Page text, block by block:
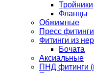
Тройники
Фланцы
Обжимные
Пресс фитинги
Фитинги из
Бочата
Аксиальные
ПНД фитинги